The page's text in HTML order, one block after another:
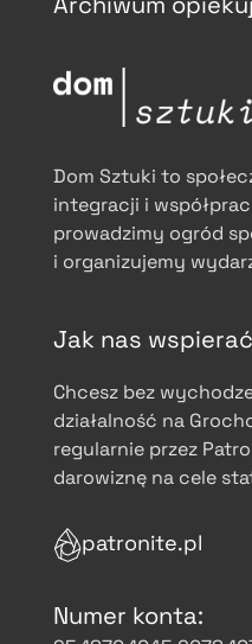
Dom Sztuki to
integracji i
prowadzimy ogród
i organizujemy
Jak nas
Chcesz bez
działalność na
regularnie przez
darowiznę na cele
patronite.pl
Numer konta: